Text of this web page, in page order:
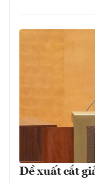
Đề xuất cắt